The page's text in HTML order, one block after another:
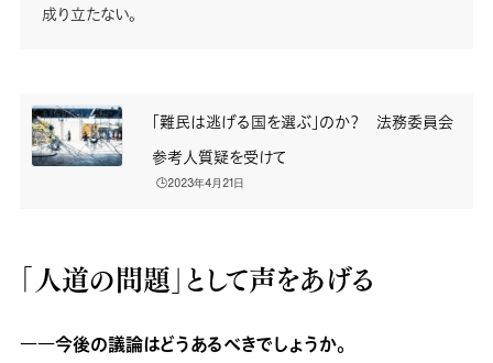
成り立たない。
「難民は逃げる国を選ぶ」のか？ 法務委員会
参考人質疑を受けて
🕒️2023年4月21日
「人道の問題」として声をあげる
――今後の議論はどうあるべきでしょうか。